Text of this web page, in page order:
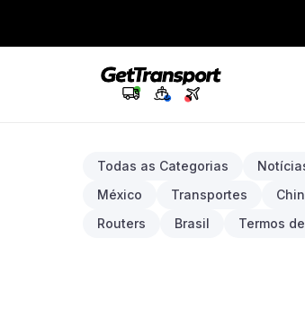
Todas as Categorias
México
Transportes
Routers
Brasil Termos